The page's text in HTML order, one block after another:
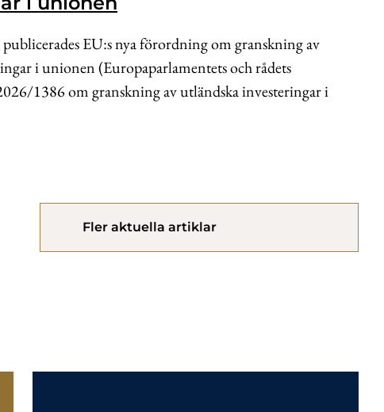
EU:s nya förordning om granskning av
i unionen (Europaparlamentets och rådets
1386 om granskning av utländska investeringar i
Fler aktuella artiklar